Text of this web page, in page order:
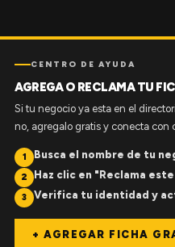
CENTRO DE AYUDA
AGREGA O RECLAMA TU
Si tu negocio ya esta en el
no, agregalo gratis y conecta con
1 Busca el nombre de tu
2 Haz clic en "Reclama
3 Verifica tu identidad y
+ AGREGAR FICHA